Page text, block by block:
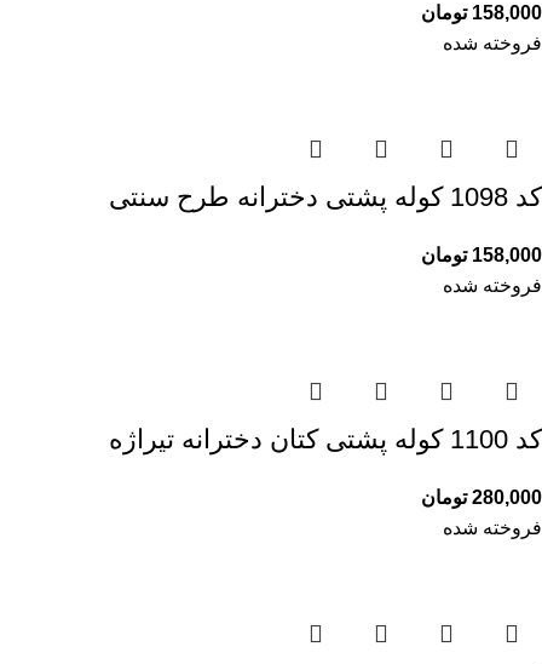
158,000 تومان
فروخته شده
کد 1098 کوله پشتی دخترانه طرح سنتی
158,000 تومان
فروخته شده
کد 1100 کوله پشتی کتان دخترانه تیراژه
280,000 تومان
فروخته شده